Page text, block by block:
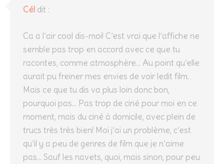
Cél dit :
Ca a l’air cool dis-moi! C’est vrai que l’affiche ne
semble pas trop en accord avec ce que tu
racontes, comme atmosphère… Au point qu’elle
aurait pu freiner mes envies de voir ledit film.
Mais ce que tu dis va plus loin donc bon,
pourquoi pas… Pas trop de ciné pour moi en ce
moment, mais du ciné à domicile, avec plein de
trucs très très bien! Moi j’ai un problème, c’est
qu’il y a peu de genres de film que je n’aime
pas… Sauf les navets, quoi, mais sinon, pour peu